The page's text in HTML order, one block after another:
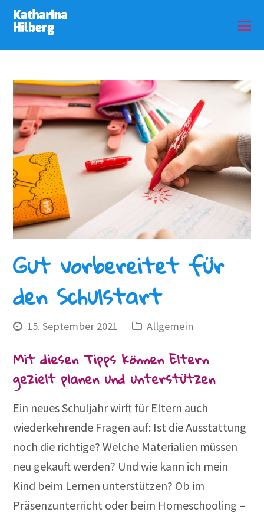
Gut vorbereitet für
den Schulstart
15. September 2021 Allgemein
Mit diesen Tipps können Eltern
gezielt planen und unterstützen
Ein neues Schuljahr wirft für Eltern auch
wiederkehrende Fragen auf: Ist die Ausstattung
noch die richtige? Welche Materialien müssen
neu gekauft werden? Und wie kann ich mein
Kind beim Lernen unterstützen? Ob im
Präsenzunterricht oder beim Homeschooling –